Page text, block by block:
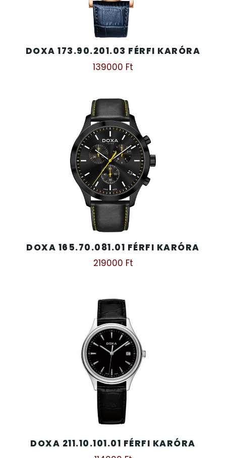
DOXA 173.90.201.03 FÉRFI KARÓRA
139000 Ft
DOXA 165.70.081.01 FÉRFI KARÓRA
219000 Ft
DOXA 211.10.101.01 FÉRFI KARÓRA